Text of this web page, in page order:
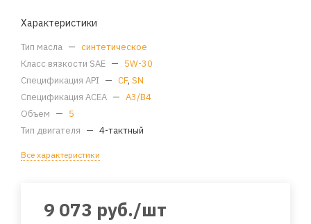
Характеристики
Тип масла — синтетическое
Класс вязкости SAE — 5W-30
Спецификация API — CF, SN
Спецификация ACEA — A3/B4
Объем — 5
Тип двигателя — 4-тактный
Все характеристики
9 073 руб./шт